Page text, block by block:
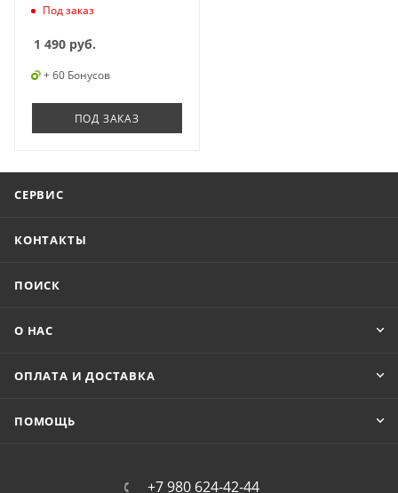
Под заказ
1 490 руб.
+ 60 Бонусов
ПОД ЗАКАЗ
СЕРВИС
КОНТАКТЫ
ПОИСК
О НАС
ОПЛАТА И ДОСТАВКА
ПОМОЩЬ
+7 980 624-42-44